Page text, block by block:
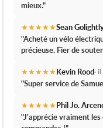
mieux."
★★★★★Sean
"Acheté un vélo
précieuse. Fier de
★★★★★Kevin Rood·
"Super service de
★★★★★Phil Jo.
"J'apprécie vraiment les